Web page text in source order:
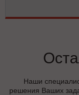
Наши
решения Ваших